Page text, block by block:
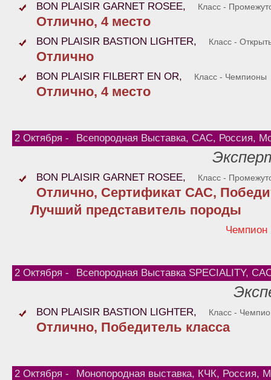
BON PLAISIR GARNET ROSEE, Класс -
Отлично, 4 место
BON PLAISIR BASTION LIGHTER, Класс -
Отлично
BON PLAISIR FILBERT EN OR, Класс - Чемпионы
Отлично, 4 место
2 Октября - Всепородная Выставка, САС, Россия,
BON PLAISIR GARNET ROSEE, Класс -
Отлично, Сертификат САС,
Лучший представитель породы
2 Октября - Всепородная Выставка SPECIALITY,
BON PLAISIR BASTION LIGHTER, Класс -
Отлично, Победитель класса
2 Октября - Монопородная выставка, КЧК, Россия,